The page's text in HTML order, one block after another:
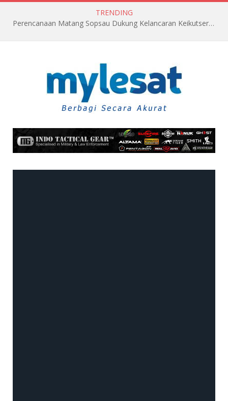
TRENDING
Perencanaan Matang Sopsau Dukung Kelancaran Keikutsertaan TNI AU di Pitch Black 2026